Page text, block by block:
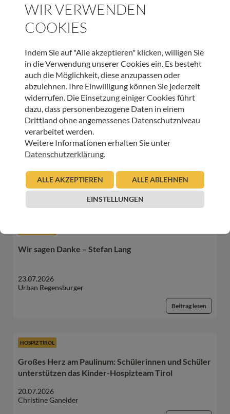
ADVENTLA DANKE FASCHINGSUMZUG
ARTIKEL TEILEN
JETZT ONLINE SPENDEN & LIEBEVOLLE BEGLEITUNG
SCHENKEN
SPENDEN
WEITERE BEITRÄGE DIESER KATEGORIE
Wir sagen Danke – Stefan Lang
23.07.2026
Urban Regensburger
Beitrag lesen
HOSPIZ TIROL
Großes Herz am Paulinum: Schülerinnen und Schüler
unterstützen das Kinder-Hospizteam Tirol
20.07.2026
Christine Ganeider
WIR VERWENDEN
COOKIES
Indem Sie auf "Alle akzeptieren" klicken, willigen Sie
in die Verwendung unserer Cookies ein. Es besteht
auch die Möglichkeit, diese anzupassen oder
abzulehnen. Ihre Einwilligung können Sie jederzeit
widerrufen. Die Einsetzung einiger Cookies führt
dazu, dass personenbezogene Daten in einem
Drittland ohne angemessenes Datenschutzniveau
verarbeitet werden.
Weitere Informationen erhalten Sie unter
Datenschutzerklärung.
ALLE AKZEPTIEREN ALLE ABLEHNEN
EINSTELLUNGEN